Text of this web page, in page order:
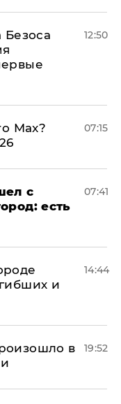
12:50
Max?
07:15
с
есть
07:41
и
14:44
в
19:52